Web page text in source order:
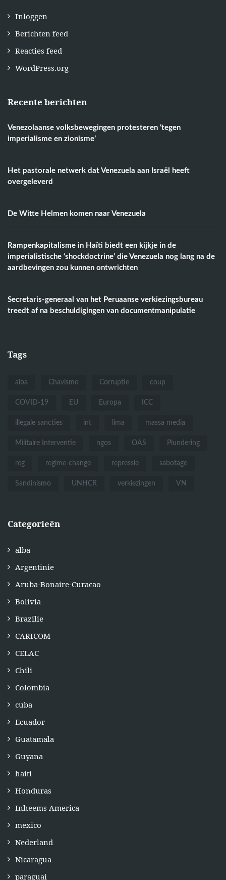
Inloggen
Berichten feed
Reacties feed
WordPress.org
Recente berichten
Venezolaanse volksbewegingen protesteren ‘tegen
imperialisme en zionisme’
Het pastorale netwerk dat Venezuela aan Israël heeft
overgeleverd
De Witte Helmen komen naar Venezuela
Rampenkapitalisme in Haïti biedt een kijkje in de
imperialistische ‘shockdoctrine’ die Venezuela nog lang na de
aardbevingen zou kunnen ontwrichten
Secretaris-generaal van het Peruaanse verkiezingsbureau
treedt af na beschuldigingen van documentmanipulatie
Tags
alba Chavismo Corruptie coup
COVID-19 EU Europa ICC
illegale sancties int lima massa media
Militaire Interventie ngos OAS Plundering
reg regime-change repressie sabotage
Sandinismo UNHCR verkiezingen VN
Categorieën
alba
Argentinie
Aruba-Bonaire-Curacao
Bolivia
Brazilie
CARICOM
CELAC
Chili
Colombia
cuba
Ecuador
Guatamala
Guyana
haiti
Honduras
Inheems America
mexico
Nederland
Nicaragua
paraguai